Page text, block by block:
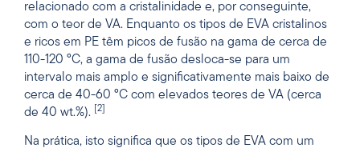
relacionado com a cristalinidade e, por conseguinte,
com o teor de VA. Enquanto os tipos de EVA cristalinos
e ricos em PE têm picos de fusão na gama de cerca de
110-120 °C, a gama de fusão desloca-se para um
intervalo mais amplo e significativamente mais baixo de
cerca de 40-60 °C com elevados teores de VA (cerca
de 40 wt.%).
[2]
Na prática, isto significa que os tipos de EVA com um